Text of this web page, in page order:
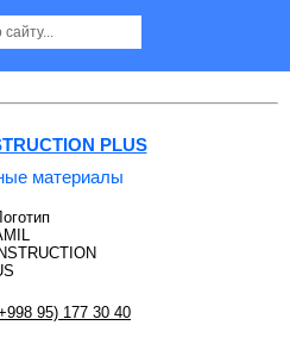
в Ташкенте
PLUS
материалы
95) 177 30 40